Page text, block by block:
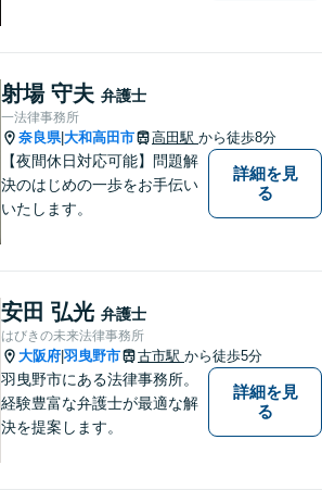
射場 守夫 弁護士
一法律事務所
奈良県|大和高田市 高田駅 から徒歩8分
【夜間休日対応可能】問題解
決のはじめの一歩をお手伝い
いたします。
詳細を見
る
安田 弘光 弁護士
はびきの未来法律事務所
大阪府 羽曳野市 古市駅 から徒歩5分
羽曳野市にある法律事務所。
経験豊富な弁護士が最適な解
決を提案します。
詳細を見
る